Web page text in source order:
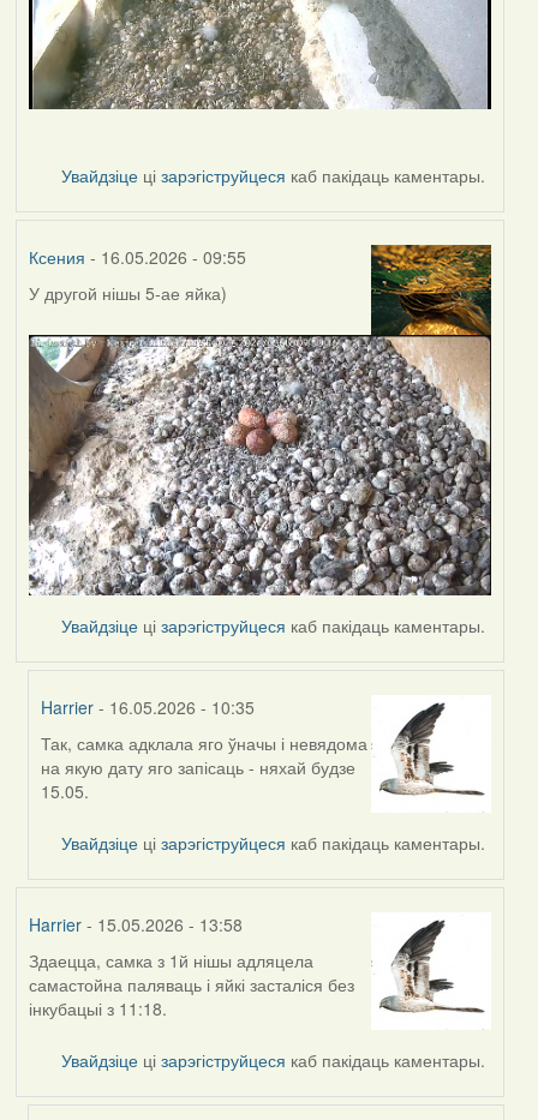
Увайдзіце цізарэгіструйцеся каб пакідаць каментары.
Ксения - 16.05.2026 - 09:55
У другой нішы 5-ае яйка)
Увайдзіце цізарэгіструйцеся каб пакідаць каментары.
Harrier - 16.05.2026 - 10:35
In
reply
to
Ксения
Так, самка адклала яго ўначы і невядома
на якую дату яго запісаць - няхай будзе
15.05.
Увайдзіце цізарэгіструйцеся каб пакідаць каментары.
Harrier- 15.05.2026 - 13:58
Здаецца, самка з 1й нішы адляцела
самастойна паляваць і яйкі засталіся без
інкубацыі з 11:18.
Увайдзіце цізарэгіструйцеся каб пакідаць каментары.